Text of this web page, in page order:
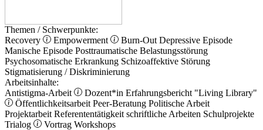
Themen / Schwerpunkte:
Recovery
Empowerment Burn-Out Depressive Episode
Manische Episode Posttraumatische Belastungsstörung
Psychosomatische Erkrankung Schizoaffektive Störung
Stigmatisierung / Diskriminierung
Arbeitsinhalte:
Antistigma-Arbeit
Dozent*in Erfahrungsbericht "Living Library"
Öffentlichkeitsarbeit Peer-Beratung Politische Arbeit
Projektarbeit Referententätigkeit schriftliche Arbeiten Schulprojekte
Trialog
Vortrag Workshops